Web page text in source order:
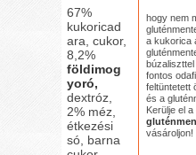
hogy nem
a kukorica
fontos
feltüntetett
és a
Kerülje el a
vásároljon!
67%
kukoricad
ara, cukor,
8,2%
földimog
yoró,
dextróz,
2% méz,
étkezési
só, barna